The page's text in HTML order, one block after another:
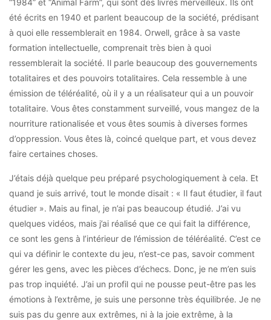
été écrits en 1940 et parlent beaucoup de la société, prédisant
à quoi elle ressemblerait en 1984. Orwell, grâce à sa vaste
formation intellectuelle, comprenait très bien à quoi
ressemblerait la société. Il parle beaucoup des gouvernements
totalitaires et des pouvoirs totalitaires. Cela ressemble à une
émission de téléréalité, où il y a un réalisateur qui a un pouvoir
totalitaire. Vous êtes constamment surveillé, vous mangez de la
nourriture rationalisée et vous êtes soumis à diverses formes
d’oppression. Vous êtes là, coincé quelque part, et vous devez
faire certaines choses.
J’étais déjà quelque peu préparé psychologiquement à cela. Et
quand je suis arrivé, tout le monde disait : « Il faut étudier, il faut
étudier ». Mais au final, je n’ai pas beaucoup étudié. J’ai vu
quelques vidéos, mais j’ai réalisé que ce qui fait la différence,
ce sont les gens à l’intérieur de l’émission de téléréalité. C’est ce
qui va définir le contexte du jeu, n’est-ce pas, savoir comment
gérer les gens, avec les pièces d’échecs. Donc, je ne m’en suis
pas trop inquiété. J’ai un profil qui ne pousse peut-être pas les
émotions à l’extrême, je suis une personne très équilibrée. Je ne
suis pas du genre aux extrêmes, ni à la joie extrême, à la